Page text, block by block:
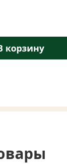
корзину